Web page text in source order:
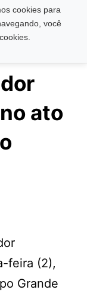
cookies para
você
ato
feira (2),
Grande